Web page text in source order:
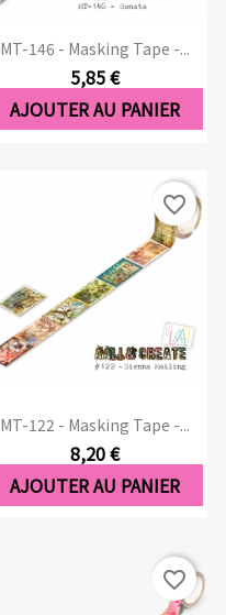
MT-146 - Masking Tape -...
5,85 €
AJOUTER AU PANIER
MT-122 - Masking Tape -...
8,20 €
AJOUTER AU PANIER
favorite_border
favorite_border